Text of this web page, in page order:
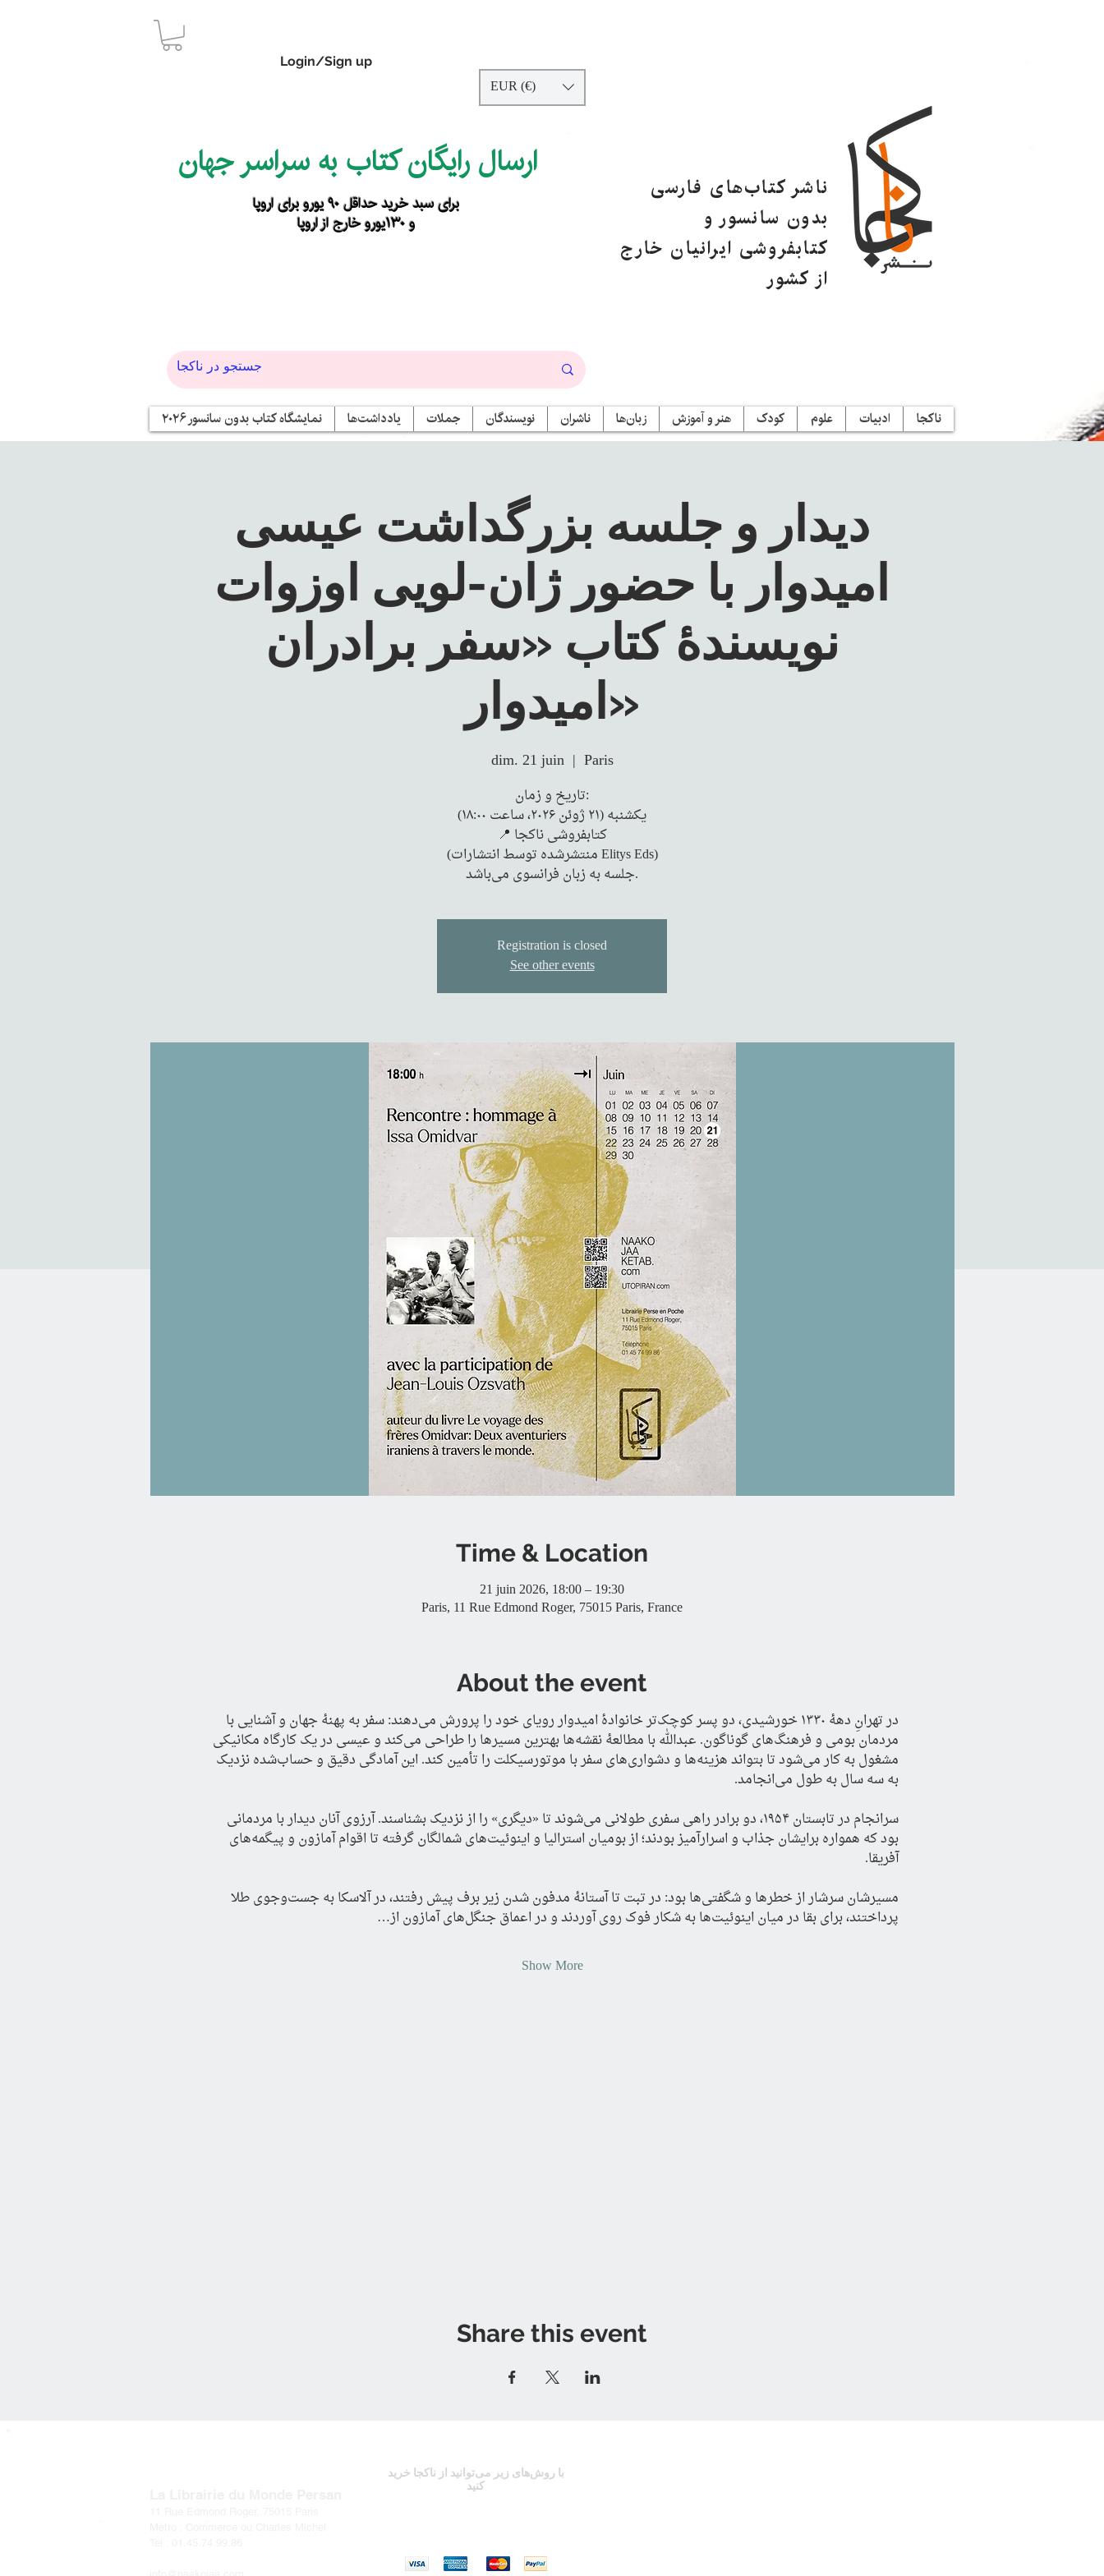
Login/Sign up
EUR (€)
ارسال رایگان کتاب به سراسر جهان
برای سبد خرید حداقل ۹۰ یورو برای اروپا
و ۱۳۰یورو خارج از اروپا
ناشر کتاب‌های فارسی
بدون سانسور و
کتابفروشی ایرانیان خارج
از کشور
ناکجا ادبیات علوم کودک هنر و آموزش زبان‌ها ناشران نویسندگان جملات یادداشت‌ها نمایشگاه کتاب بدون سانسور ۲۰۲۶
دیدار و جلسه بزرگداشت عیسی
امیدوار با حضور ژان-لویی اوزوات
نویسندهٔ کتاب «سفر برادران
امیدوار»
dim. 21 juin
  |
Paris
تاریخ و زمان:
یکشنبه (۲۱ ژوئن ۲۰۲۶، ساعت ۱۸:۰۰)
📍 کتابفروشی ناکجا
(منتشرشده توسط انتشارات Elitys Eds)
جلسه به زبان فرانسوی می‌باشد.
Registration is closed
See other events
Time & Location
21 juin 2026, 18:00 – 19:30
Paris, 11 Rue Edmond Roger, 75015 Paris, France
About the event
در تهرانِ دههٔ ۱۳۳۰ خورشیدی، دو پسر کوچک‌تر خانوادهٔ امیدوار رویای خود را پرورش می‌دهند: سفر به پهنهٔ جهان و آشنایی با
مردمان بومی و فرهنگ‌های گوناگون. عبدالله با مطالعهٔ نقشه‌ها بهترین مسیرها را طراحی می‌کند و عیسی در یک کارگاه مکانیکی
مشغول به کار می‌شود تا بتواند هزینه‌ها و دشواری‌های سفر با موتورسیکلت را تأمین کند. این آمادگی دقیق و حساب‌شده نزدیک
به سه سال به طول می‌انجامد.
سرانجام در تابستان ۱۹۵۴، دو برادر راهی سفری طولانی می‌شوند تا «دیگری» را از نزدیک بشناسند. آرزوی آنان دیدار با مردمانی
بود که همواره برایشان جذاب و اسرارآمیز بودند؛ از بومیان استرالیا و اینوئیت‌های شمالگان گرفته تا اقوام آمازون و پیگمه‌های
آفریقا.
مسیرشان سرشار از خطرها و شگفتی‌ها بود: در تبت تا آستانهٔ مدفون شدن زیر برف پیش رفتند، در آلاسکا به جست‌وجوی طلا
پرداختند، برای بقا در میان اینوئیت‌ها به شکار فوک روی آوردند و در اعماق جنگل‌های آمازون از…
Show More
Share this event
با روش‌های زیر می‌توانید از ناکجا خرید
کنید